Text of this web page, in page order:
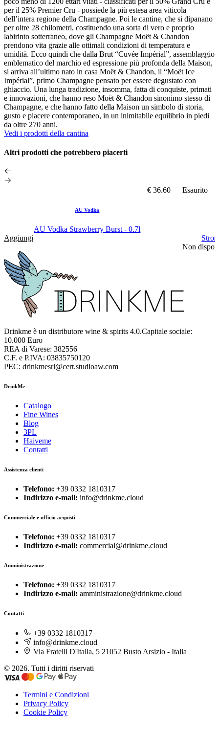
per il 25% Premier Cru - possiede la più estesa area viticola
dell’intera regione della Champagne. Poi le cantine, che si dipanano
per oltre 28 chilometri, costituendo una sorta di vero e proprio
labirinto sotterraneo, dove gli Champagne Moët & Chandon
prendono vita grazie alle ottimali condizioni di temperatura e
umidità. Ecco quindi che dalla Brut “Cuvée Impérial”, assemblaggio
emblematico del marchio ed espressione più profonda della Maison,
si arriva all’ultimo nato in casa Moët & Chandon, il “Moët Ice
Impérial”, primo Champagne pensato per essere degustato con
ghiaccio. Una lunga tradizione, insomma, fatta di conquiste, primati
e innovazioni, che hanno reso Moët & Chandon sinonimo stesso di
Champagne, e che hanno fatto della Maison un simbolo di storia,
gusto e piacere contemporaneo, in un inimitabile equilibrio in piedi
da oltre 270 anni.
Vedi i prodotti della cantina
Altri prodotti che potrebbero piacerti
€ 36.60
AU Vodka
AU Vodka Strawberry Burst - 0.7l
Aggiungi
Esaurito
Non
Drinkme è un distributore wine & spirits 4.0.Capitale sociale:
10.000 Euro
REA di Varese: 382556
C.F. e P.IVA: 03835750120
PEC: drinkmesrl@cert.studioaw.com
DrinkMe
Catalogo
Fine Wines
Blog
3PL
Haiveme
Contatti
Assistenza clienti
Telefono: +39 0332 1810317
Indirizzo e-mail: info@drinkme.cloud
Commerciale e ufficio acquisti
Telefono: +39 0332 1810317
Indirizzo e-mail: commercial@drinkme.cloud
Amministrazione
Telefono: +39 0332 1810317
Indirizzo e-mail: amministrazione@drinkme.cloud
Contatti
+39 0332 1810317
info@drinkme.cloud
Via Fratelli D'Italia, 5 21052 Busto Arsizio - Italia
© 2026. Tutti i diritti riservati
Termini e Condizioni
Privacy Policy
Cookie Policy